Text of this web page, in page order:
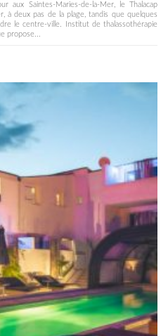
aux Saintes-Maries-de-la-Mer, le Thalacap
deux pas de la plage, tandis que quelques
le centre-ville. Institut de thalassothérapie
propose...